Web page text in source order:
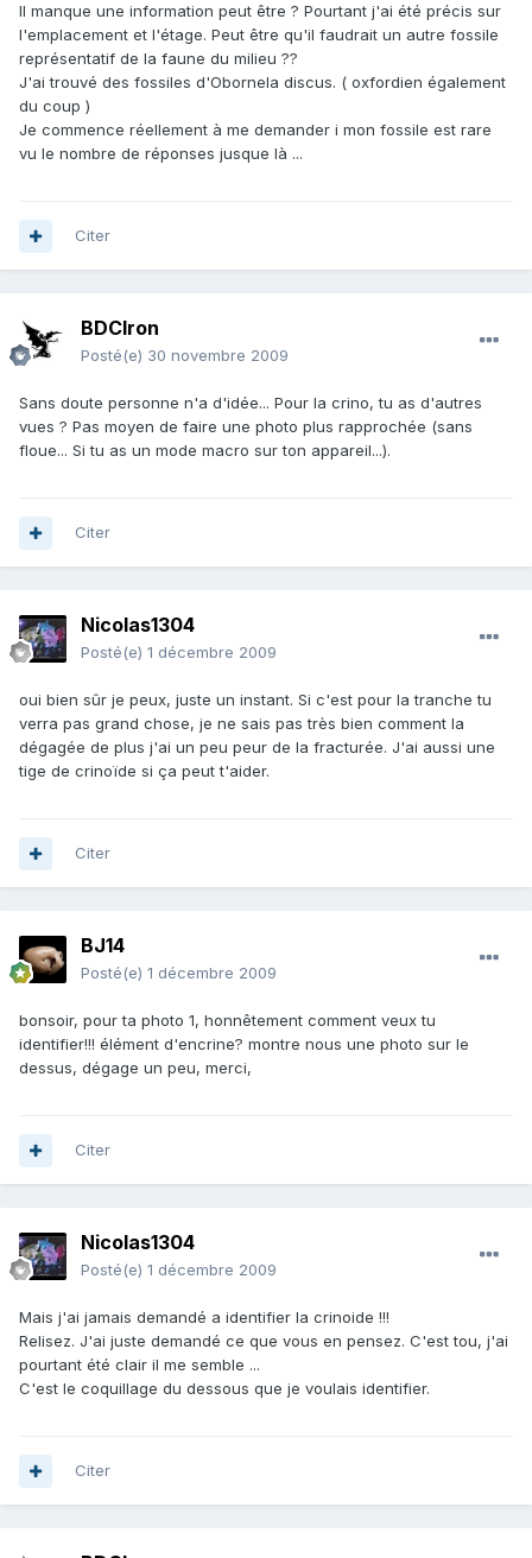
Il manque une information peut être ? Pourtant j'ai été précis sur
l'emplacement et l'étage. Peut être qu'il faudrait un autre fossile
représentatif de la faune du milieu ??
J'ai trouvé des fossiles d'Obornela discus. ( oxfordien également
du coup )
Je commence réellement à me demander i mon fossile est rare
vu le nombre de réponses jusque là ...
Citer
BDCIron
Posté(e) 30 novembre 2009
Sans doute personne n'a d'idée... Pour la crino, tu as d'autres
vues ? Pas moyen de faire une photo plus rapprochée (sans
floue... Si tu as un mode macro sur ton appareil...).
Citer
Nicolas1304
Posté(e) 1 décembre 2009
oui bien sûr je peux, juste un instant. Si c'est pour la tranche tu
verra pas grand chose, je ne sais pas très bien comment la
dégagée de plus j'ai un peu peur de la fracturée. J'ai aussi une
tige de crinoïde si ça peut t'aider.
Citer
BJ14
Posté(e) 1 décembre 2009
bonsoir, pour ta photo 1, honnêtement comment veux tu
identifier!!! élément d'encrine? montre nous une photo sur le
dessus, dégage un peu, merci,
Citer
Nicolas1304
Posté(e) 1 décembre 2009
Mais j'ai jamais demandé a identifier la crinoide !!!
Relisez. J'ai juste demandé ce que vous en pensez. C'est tou, j'ai
pourtant été clair il me semble ...
C'est le coquillage du dessous que je voulais identifier.
Citer